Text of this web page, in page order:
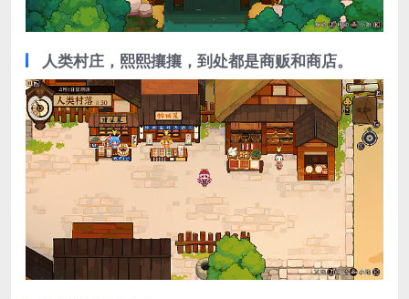
人类村庄，熙熙攘攘，到处都是商贩和商店。